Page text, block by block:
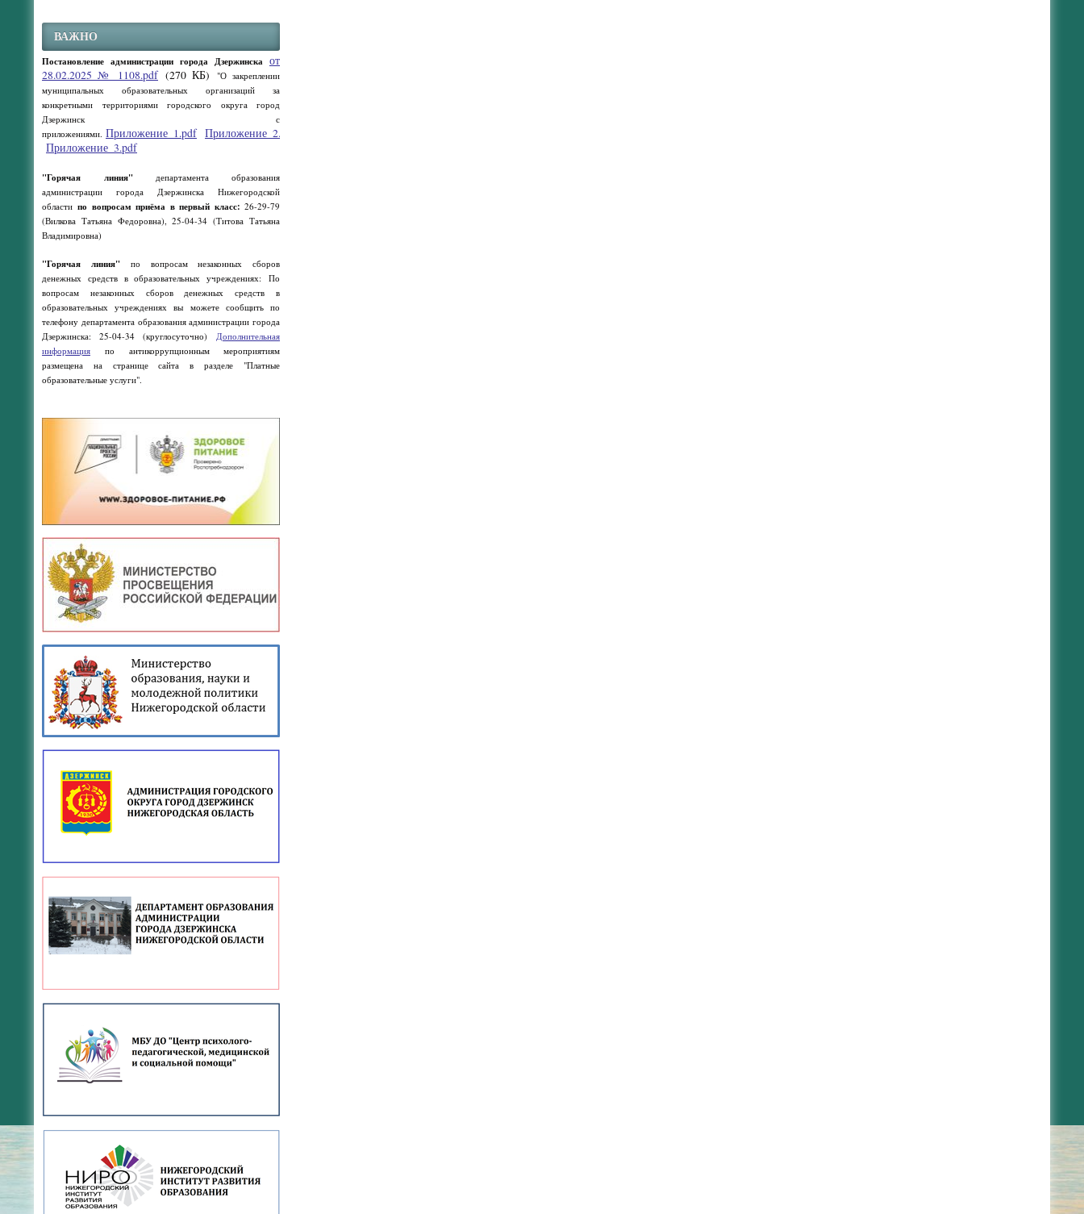
ВАЖНО
Постановление администрации города Дзержинска от
28.02.2025 № 1108.pdf(270 КБ) "О закреплении
муниципальных образовательных организаций за
конкретными территориями городского округа город
Дзержинск с
приложениями. Приложение_1.pdf Приложение_2.pdf
Приложение_3.pdf
"Горячая линия" департамента образования
администрации города Дзержинска Нижегородской
областипо вопросам приёма в первый класс: 26-29-79
(Вилкова Татьяна Федоровна), 25-04-34 (Титова Татьяна
Владимировна)
"Горячая линия"по вопросам незаконных сборов
денежных средств в образовательных учреждениях: По
вопросам незаконных сборов денежных средств в
образовательных учреждениях вы можете сообщить по
телефону департамента образования администрации города
Дзержинска: 25-04-34 (круглосуточно) Дополнительная
информация по антикоррупционным мероприятиям
размещена на странице сайта в разделе "Платные
образовательные услуги".